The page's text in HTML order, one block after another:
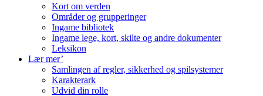
Kort om verden
Områder og grupperinger
Ingame bibliotek
Ingame lege, kort, skilte og andre dokumenter
Leksikon
Lær mer’
Samlingen af regler, sikkerhed og spilsystemer
Karakterark
Udvid din rolle